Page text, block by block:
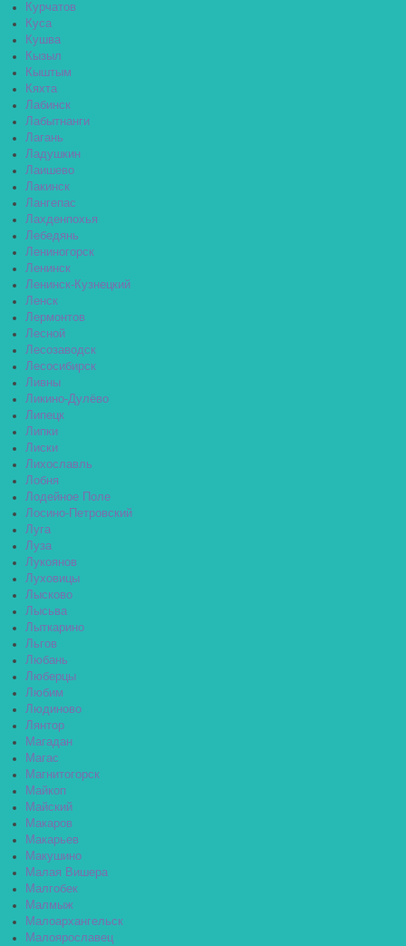
Курчатов
Куса
Кушва
Кызыл
Кыштым
Кяхта
Лабинск
Лабытнанги
Лагань
Ладушкин
Лаишево
Лакинск
Лангепас
Лахденпохья
Лебедянь
Лениногорск
Ленинск
Ленинск-Кузнецкий
Ленск
Лермонтов
Лесной
Лесозаводск
Лесосибирск
Ливны
Ликино-Дулёво
Липецк
Липки
Лиски
Лихославль
Лобня
Лодейное Поле
Лосино-Петровский
Луга
Луза
Лукоянов
Луховицы
Лысково
Лысьва
Лыткарино
Льгов
Любань
Люберцы
Любим
Людиново
Лянтор
Магадан
Магас
Магнитогорск
Майкоп
Майский
Макаров
Макарьев
Макушино
Малая Вишера
Малгобек
Малмыж
Малоархангельск
Малоярославец